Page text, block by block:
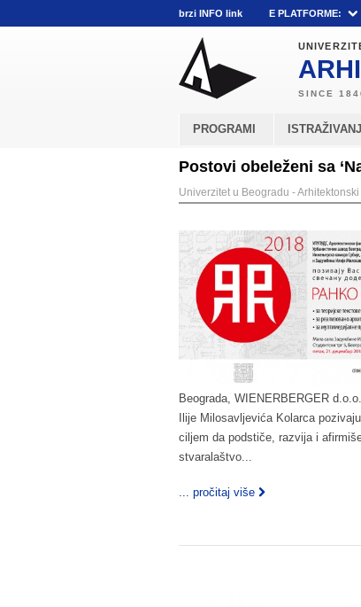
brzi INFO link E PLATFORME:
PROGRAMI
Postovi obeleženi sa
Univerzitet u Beogradu -
Beograda, WIENERBERGER
Ilije Milosavljevića Kolarca
ciljem da podstiče, razvija i
stvaralaštvo...
... pročitaj više